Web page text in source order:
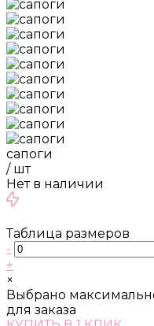
сапоги
/ шт
Нет в наличии
Таблица размеров
-
+
×
Выбрано
для заказа